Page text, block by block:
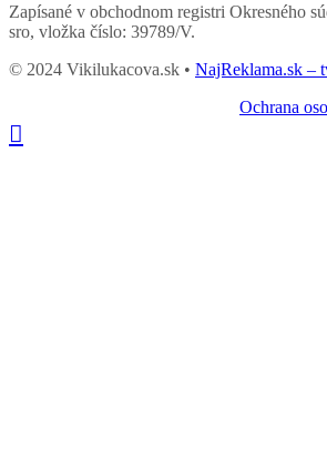
Zapísané v obchodnom registri Okresného
sro, vložka číslo: 39789/V.
© 2024 Vikilukacova.sk • NajReklama.sk –
Ochrana